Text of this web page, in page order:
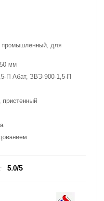
промышленный, для
мм
П Абат, ЗВЭ-900-1,5-П
пристенный
5.0/5